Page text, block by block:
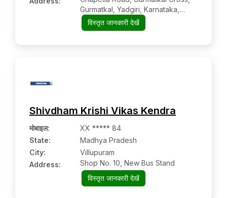
Gurmatkal, Yadgiri, Karnataka,
585214
विस्तृत जानकारी देखें
Shivdham Krishi Vikas Kendra
मोबाइल:
XX ***** 84
State:
Madhya Pradesh
City:
Villupuram
Address:
Shop No. 10, New Bus Stand
विस्तृत जानकारी देखें